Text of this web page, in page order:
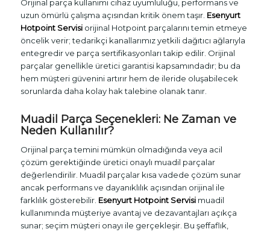
Orijinal parça kullanımı cihaz uyumluluğu, performans ve
uzun ömürlü çalışma açısından kritik önem taşır. Esenyurt
Hotpoint Servisiorijinal Hotpoint parçalarını temin etmeye
öncelik verir; tedarikçi kanallarımız yetkili dağıtıcı ağlarıyla
entegredir ve parça sertifikasyonları takip edilir. Orijinal
parçalar genellikle üretici garantisi kapsamındadır; bu da
hem müşteri güvenini artırır hem de ileride oluşabilecek
sorunlarda daha kolay hak talebine olanak tanır.
Muadil Parça Seçenekleri: Ne Zaman ve
Neden Kullanılır?
Orijinal parça temini mümkün olmadığında veya acil
çözüm gerektiğinde üretici onaylı muadil parçalar
değerlendirilir. Muadil parçalar kısa vadede çözüm sunar
ancak performans ve dayanıklılık açısından orijinal ile
farklılık gösterebilir. Esenyurt Hotpoint Servisimuadil
kullanımında müşteriye avantaj ve dezavantajları açıkça
sunar; seçim müşteri onayı ile gerçekleşir. Bu şeffaflık,